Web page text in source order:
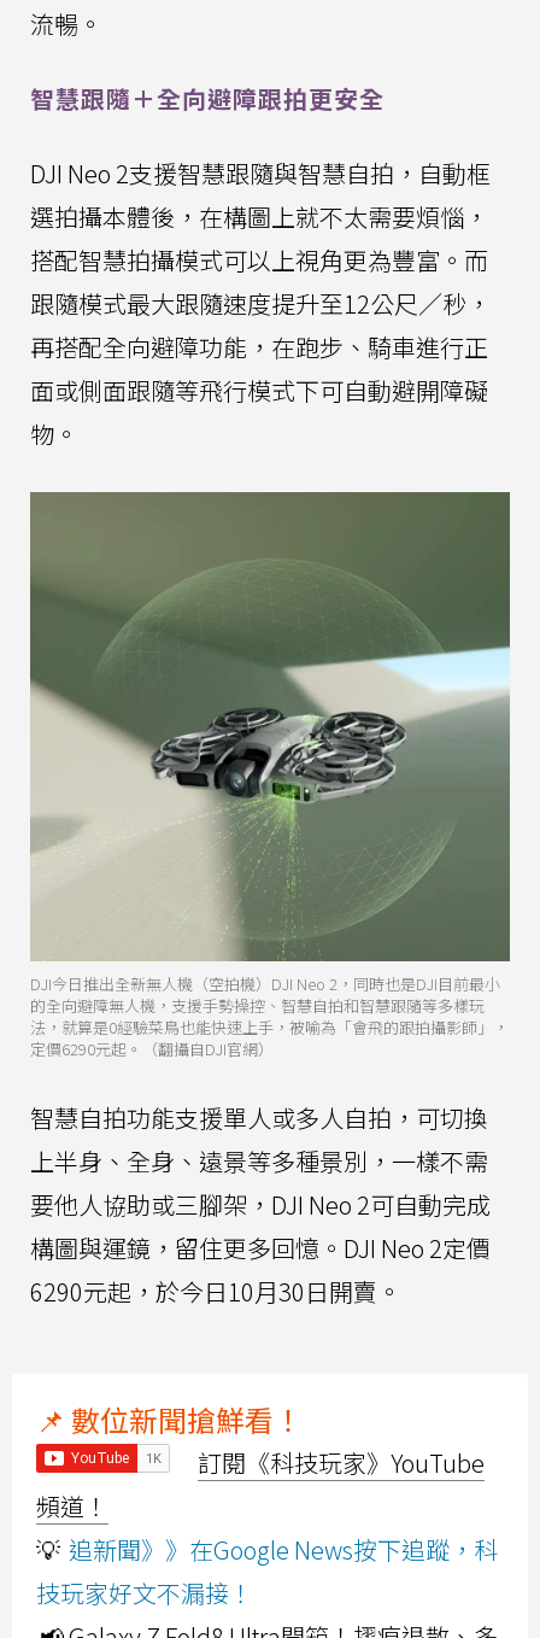
流暢。
智慧跟隨＋全向避障跟拍更安全
DJI Neo 2支援智慧跟隨與智慧自拍，自動框
選拍攝本體後，在構圖上就不太需要煩惱，
搭配智慧拍攝模式可以上視角更為豐富。而
跟隨模式最大跟隨速度提升至12公尺／秒，
再搭配全向避障功能，在跑步、騎車進行正
面或側面跟隨等飛行模式下可自動避開障礙
物。
DJI今日推出全新無人機（空拍機）DJI Neo 2，同時也是DJI目前最小
的全向避障無人機，支援手勢操控、智慧自拍和智慧跟隨等多樣玩
法，就算是0經驗菜鳥也能快速上手，被喻為「會飛的跟拍攝影師」，
定價6290元起。（翻攝自DJI官網）
智慧自拍功能支援單人或多人自拍，可切換
上半身、全身、遠景等多種景別，一樣不需
要他人協助或三腳架，DJI Neo 2可自動完成
構圖與運鏡，留住更多回憶。DJI Neo 2定價
6290元起，於今日10月30日開賣。
📌 數位新聞搶鮮看！
訂閱《科技玩家》YouTube
頻道！
💡 追新聞》》在Google News按下追蹤，科
技玩家好文不漏接！